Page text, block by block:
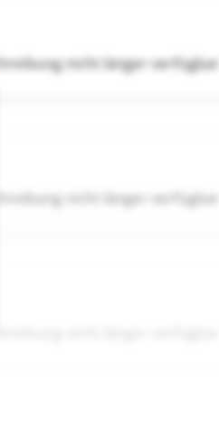
nicht länger verfügbar
nicht länger verfügbar
nicht länger verfügbar